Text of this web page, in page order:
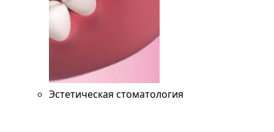
Эстетическая стоматология